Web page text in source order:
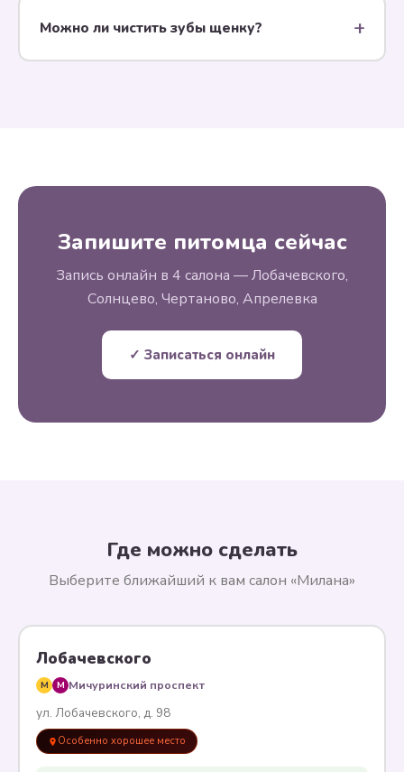
медикаментов.
Можно ли чистить зубы щенку?
Запишите питомца сейчас
Запись онлайн в 4 салона — Лобачевского,
Солнцево, Чертаново, Апрелевка
✓ Записаться онлайн
Где можно сделать
Выберите ближайший к вам салон «Милана»
Лобачевского
M M Мичуринский проспект
ул. Лобачевского, д. 98
Особенно хорошее место